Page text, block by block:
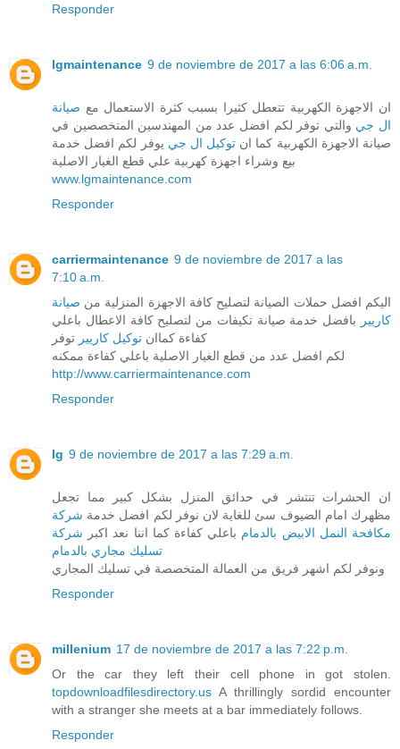
Responder
lgmaintenance 9 de noviembre de 2017 a las 6:06 a.m.
ان الاجهزة الكهربية تتعطل كثيرا بسبب كثرة الاستعمال مع صيانة
ال جي والتي توفر لكم افضل عدد من المهندسين المتخصصين في
صيانة الاجهزة الكهربية كما ان توكيل ال جي يوفر لكم افضل خدمة
بيع وشراء اجهزة كهربية علي قطع الغيار الاصلية
www.lgmaintenance.com
Responder
carriermaintenance 9 de noviembre de 2017 a las
7:10 a.m.
اليكم افضل حملات الصيانة لتصليح كافة الاجهزة المنزلية من صيانة
كاريير
بافضل خدمة صيانة تكيفات من لتصليح كافة الاعطال باعلي
كفاءة كماان توكيل كاريير توفر
لكم افضل عدد من قطع الغيار الاصلية باعلي كفاءة ممكنه
http://www.carriermaintenance.com
Responder
lg 9 de noviembre de 2017 a las 7:29 a.m.
ان الحشرات تنتشر في حدائق المنزل بشكل كبير مما تجعل
مظهرك امام الضيوف سئ للغاية لان نوفر لكم افضل خدمة شركة
مكافحة النمل الابيض بالدمام باعلي كفاءة كما اننا نعد اكبر شركة
تسليك مجاري بالدمام
ونوفر لكم اشهر فريق من العمالة المتخصصة في تسليك المجاري
Responder
millenium 17 de noviembre de 2017 a las 7:22 p.m.
Or the car they left their cell phone in got stolen.
topdownloadfilesdirectory.us A thrillingly sordid encounter
with a stranger she meets at a bar immediately follows.
Responder